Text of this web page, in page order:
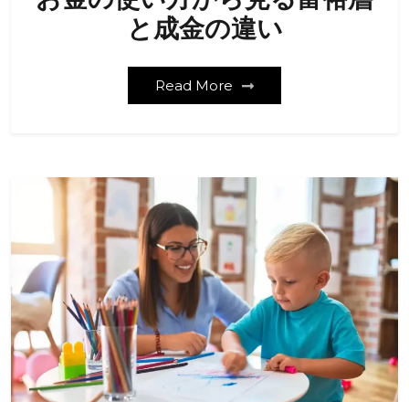
と成金の違い
Read More